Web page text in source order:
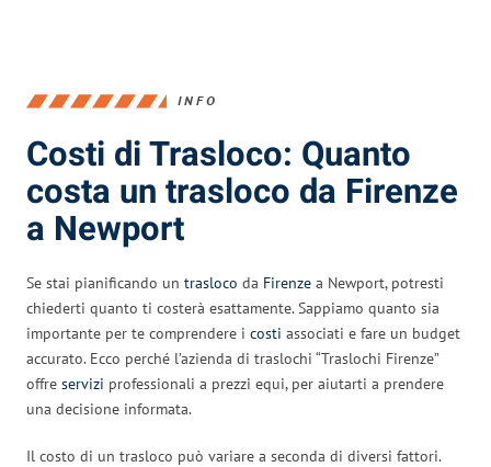
INFO
Costi di Trasloco: Quanto
costa un trasloco da Firenze
a Newport
Se stai pianificando un trasloco da Firenze a Newport, potresti
chiederti quanto ti costerà esattamente. Sappiamo quanto sia
importante per te comprendere i costi associati e fare un budget
accurato. Ecco perché l’azienda di traslochi “Traslochi Firenze”
offre servizi professionali a prezzi equi, per aiutarti a prendere
una decisione informata.
Il costo di un trasloco può variare a seconda di diversi fattori.